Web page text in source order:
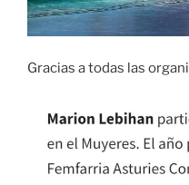
Gracias a todas las